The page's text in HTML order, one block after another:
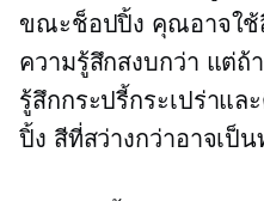
ขณะช็อปปิ้ง คุณอาจใช้
ความรู้สึกสงบกว่า แต่ถ้
รู้สึกกระปรี้กระเปร่าแล
ปิ้ง สีที่สว่างกว่าอาจเป็น